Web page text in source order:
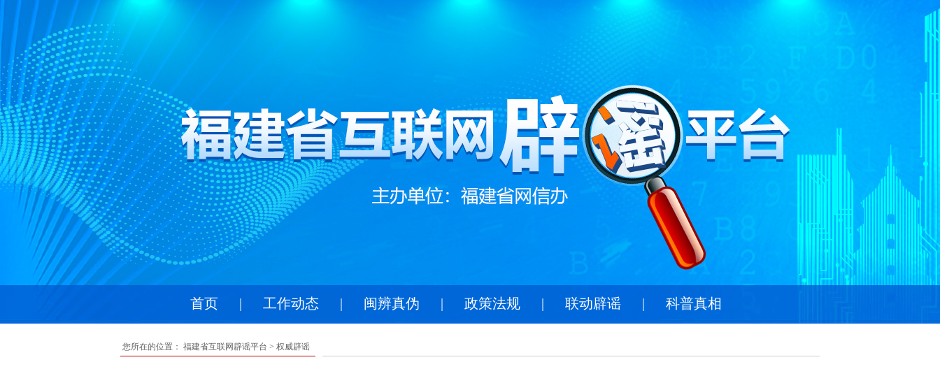
首页 | 工作动态 | 闽辨真伪 | 政策法规 | 联动辟谣 | 科普真相
您所在的位置： 福建省互联网辟谣平台 > 权威辟谣